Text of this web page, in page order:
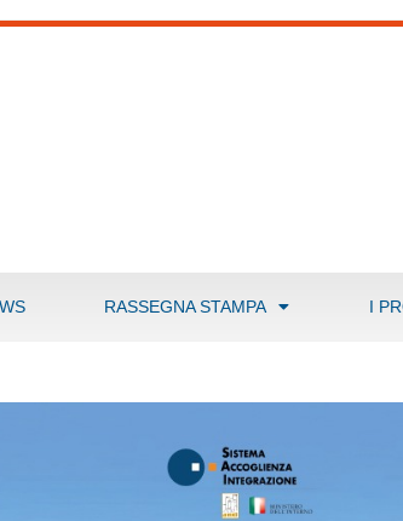
RASSEGNA STAMPA I